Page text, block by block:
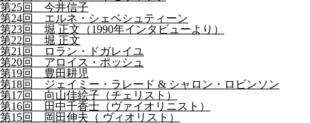
第25回 今井信子
第24回 エルネ・シェベシュティーン
第23回 堀 正文（1990年インタビューより）
第22回 堀 正文
第21回 ロラン・ドガレイユ
第20回 アロイス・ポッシュ
第19回 豊田耕児
第18回 ジェイミー・ラレード & シャロン・ロビンソン
第17回 向山佳絵子（チェリスト）
第16回 田中千香士（ヴァイオリニスト）
第15回 岡田伸夫（ ヴィオリスト）